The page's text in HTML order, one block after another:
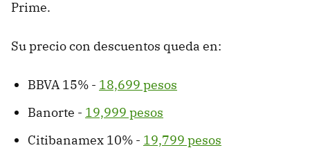
Prime.
Su precio con descuentos queda en:
BBVA 15% - 18,699 pesos
Banorte - 19,999 pesos
Citibanamex 10% - 19,799 pesos